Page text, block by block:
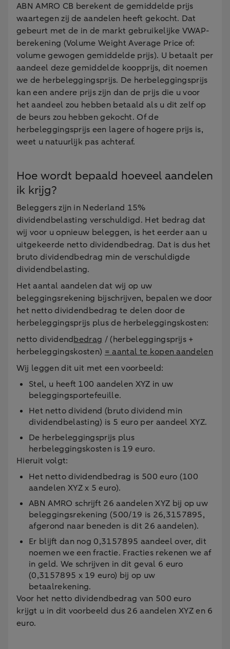
ABN AMRO CB berekent de gemiddelde prijs
waartegen zij de aandelen heeft gekocht. Dat
gebeurt met de in de markt gebruikelijke VWAP-
berekening (Volume Weight Average Price of:
volume gewogen gemiddelde prijs). U betaalt per
aandeel deze gemiddelde koopprijs, dit noemen
we de herbeleggingsprijs. De herbeleggingsprijs
kan een andere prijs zijn dan de prijs die u voor
het aandeel zou hebben betaald als u dit zelf op
de beurs zou hebben gekocht. Of de
herbeleggingsprijs een lagere of hogere prijs is,
weet u natuurlijk pas achteraf.
Hoe wordt bepaald hoeveel aandelen
ik krijg?
Beleggers zijn in Nederland 15%
dividendbelasting verschuldigd. Het bedrag dat
wij voor u opnieuw beleggen, is het eerder aan u
uitgekeerde netto dividendbedrag. Dat is dus het
bruto dividendbedrag min de verschuldigde
dividendbelasting.
Het aantal aandelen dat wij op uw
beleggingsrekening bijschrijven, bepalen we door
het netto dividendbedrag te delen door de
herbeleggingsprijs plus de herbeleggingskosten:
netto dividendbedrag / (herbeleggingsprijs +
herbeleggingskosten) = aantal te kopen aandelen
Wij leggen dit uit met een voorbeeld:
Stel, u heeft 100 aandelen XYZ in uw
beleggingsportefeuille.
Het netto dividend (bruto dividend min
dividendbelasting) is 5 euro per aandeel XYZ.
De herbeleggingsprijs plus
herbeleggingskosten is 19 euro.
Hieruit volgt:
Het netto dividendbedrag is 500 euro (100
aandelen XYZ x 5 euro).
ABN AMRO schrijft 26 aandelen XYZ bij op uw
beleggingsrekening (500/19 is 26,3157895,
afgerond naar beneden is dit 26 aandelen).
Er blijft dan nog 0,3157895 aandeel over, dit
noemen we een fractie. Fracties rekenen we af
in geld. We schrijven in dit geval 6 euro
(0,3157895 x 19 euro) bij op uw
betaalrekening.
Voor het netto dividendbedrag van 500 euro
krijgt u in dit voorbeeld dus 26 aandelen XYZ en 6
euro.